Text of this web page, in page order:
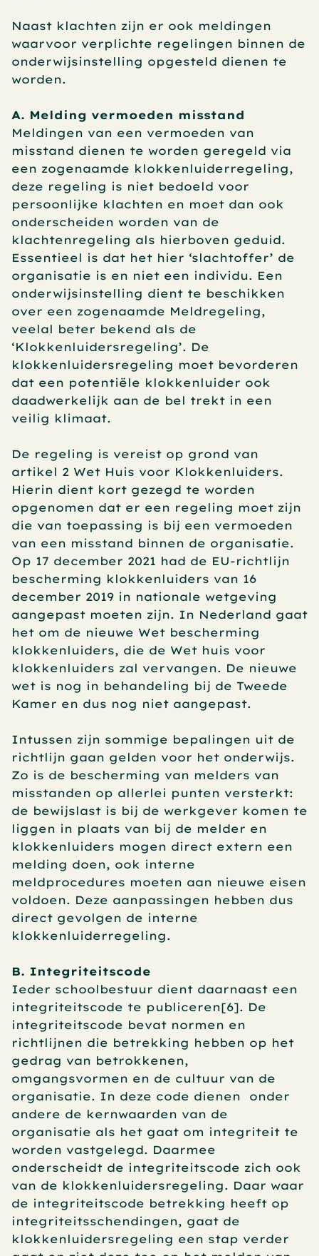
Naast klachten zijn er ook meldingen
waarvoor verplichte regelingen binnen de
onderwijsinstelling opgesteld dienen te
worden.
A. Melding vermoeden misstand
Meldingen van een vermoeden van
misstand dienen te worden geregeld via
een zogenaamde klokkenluiderregeling,
deze regeling is niet bedoeld voor
persoonlijke klachten en moet dan ook
onderscheiden worden van de
klachtenregeling als hierboven geduid.
Essentieel is dat het hier ‘slachtoffer’ de
organisatie is en niet een individu. Een
onderwijsinstelling dient te beschikken
over een zogenaamde Meldregeling,
veelal beter bekend als de
‘Klokkenluidersregeling’. De
klokkenluidersregeling moet bevorderen
dat een potentiële klokkenluider ook
daadwerkelijk aan de bel trekt in een
veilig klimaat.
De regeling is vereist op grond van
artikel 2 Wet Huis voor Klokkenluiders.
Hierin dient kort gezegd te worden
opgenomen dat er een regeling moet zijn
die van toepassing is bij een vermoeden
van een misstand binnen de organisatie.
Op 17 december 2021 had de EU-richtlijn
bescherming klokkenluiders van 16
december 2019 in nationale wetgeving
aangepast moeten zijn. In Nederland gaat
het om de nieuwe Wet bescherming
klokkenluiders, die de Wet huis voor
klokkenluiders zal vervangen. De nieuwe
wet is nog in behandeling bij de Tweede
Kamer en dus nog niet aangepast.
Intussen zijn sommige bepalingen uit de
richtlijn gaan gelden voor het onderwijs.
Zo is de bescherming van melders van
misstanden op allerlei punten versterkt:
de bewijslast is bij de werkgever komen te
liggen in plaats van bij de melder en
klokkenluiders mogen direct extern een
melding doen, ook interne
meldprocedures moeten aan nieuwe eisen
voldoen. Deze aanpassingen hebben dus
direct gevolgen de interne
klokkenluiderregeling.
B. Integriteitscode
Ieder schoolbestuur dient daarnaast een
integriteitscode te publiceren[6]. De
integriteitscode bevat normen en
richtlijnen die betrekking hebben op het
gedrag van betrokkenen,
omgangsvormen en de cultuur van de
organisatie. In deze code dienen  onder
andere de kernwaarden van de
organisatie als het gaat om integriteit te
worden vastgelegd. Daarmee
onderscheidt de integriteitscode zich ook
van de klokkenluidersregeling. Daar waar
de integriteitscode betrekking heeft op
integriteitsschendingen, gaat de
klokkenluidersregeling een stap verder